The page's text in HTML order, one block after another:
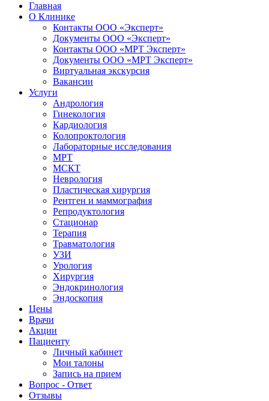
Главная
О Клинике
Контакты ООО «Эксперт»
Документы ООО «Эксперт»
Контакты ООО «МРТ Эксперт»
Документы ООО «МРТ Эксперт»
Виртуальная экскурсия
Вакансии
Услуги
Андрология
Гинекология
Кардиология
Колопроктология
Лабораторные исследования
МРТ
МСКТ
Неврология
Пластическая хирургия
Рентген и маммография
Репродуктология
Стационар
Терапия
Травматология
УЗИ
Урология
Хирургия
Эндокринология
Эндоскопия
Цены
Врачи
Акции
Пациенту
Личный кабинет
Мои талоны
Запись на прием
Вопрос - Ответ
Отзывы